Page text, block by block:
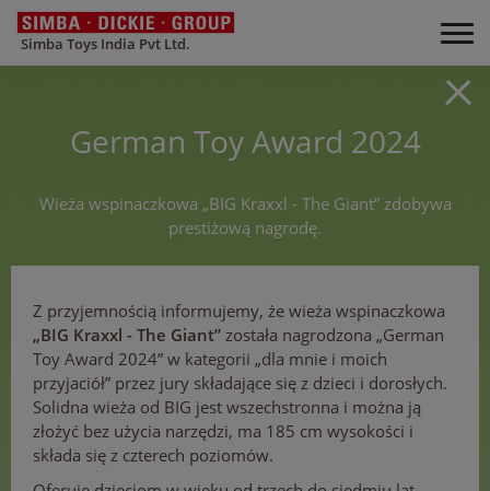
Simba Toys India Pvt Ltd.
German Toy Award 2024
Wieża wspinaczkowa „BIG Kraxxl - The Giant” zdobywa
prestiżową nagrodę.
Z przyjemnością informujemy, że wieża wspinaczkowa
„BIG Kraxxl - The Giant” została nagrodzona „German
Toy Award 2024” w kategorii „dla mnie i moich
przyjaciół” przez jury składające się z dzieci i dorosłych.
Solidna wieża od BIG jest wszechstronna i można ją
złożyć bez użycia narzędzi, ma 185 cm wysokości i
składa się z czterech poziomów.